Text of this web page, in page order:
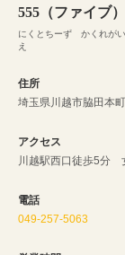
555（ファイブ
にくとちーず かくれ
え
住所
埼玉県川越市脇田本
アクセス
川越駅西口徒歩5分
電話
049-257-5063